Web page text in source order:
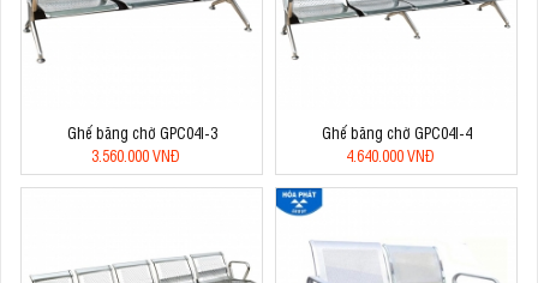
Ghế băng chờ GPC04I-3
3.560.000 VNĐ
Ghế băng chờ GPC04I-4
4.640.000 VNĐ